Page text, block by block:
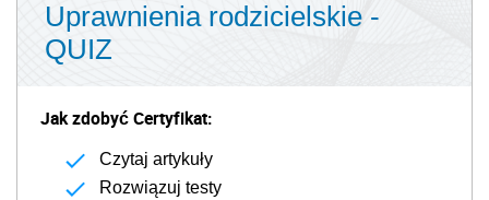
Uprawnienia rodzicielskie -
QUIZ
Jak zdobyć Certyfikat:
Czytaj artykuły
Rozwiązuj testy